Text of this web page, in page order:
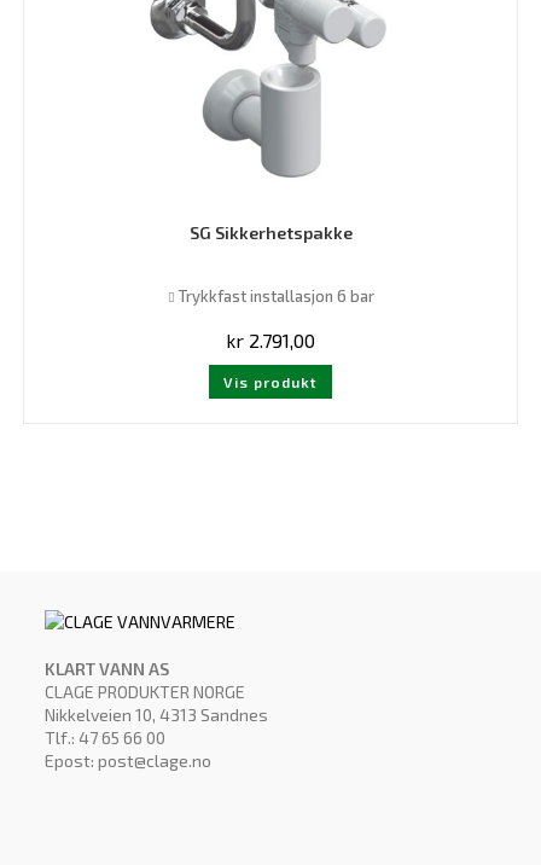
SG Sikkerhetspakke
Trykkfast installasjon 6 bar
kr 2.791,00
Vis produkt
KLART VANN AS
CLAGE PRODUKTER NORGE
Nikkelveien 10, 4313 Sandnes
Tlf.: 47 65 66 00
Epost: post@clage.no